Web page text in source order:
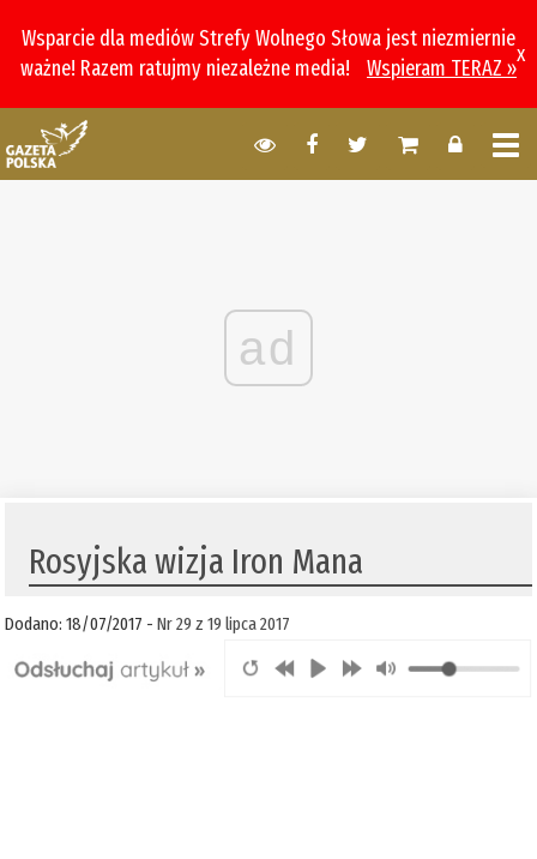
Wsparcie dla mediów Strefy Wolnego Słowa jest niezmiernie
ważne! Razem ratujmy niezależne media!
Wspieram TERAZ »
x
ad
Rosyjska wizja Iron Mana
Dodano: 18/07/2017 -Nr 29 z 19 lipca 2017